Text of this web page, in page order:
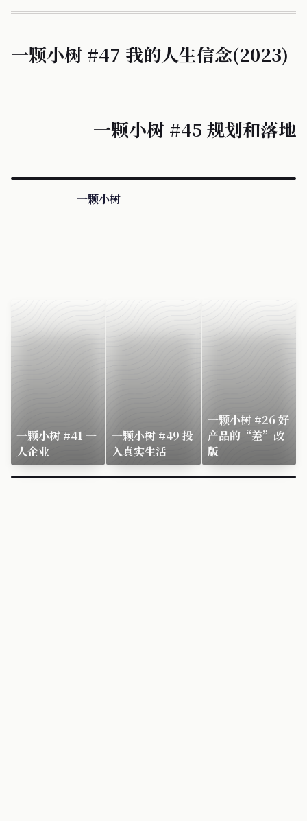
一颗小树 #47 我的人生信念(2023)
一颗小树 #45 规划和落地
一颗小树
一颗小树 #41 一
人企业
一颗小树 #49 投
入真实生活
一颗小树 #26 好
产品的“差”改
版